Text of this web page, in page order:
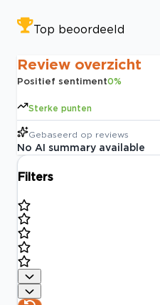
Top beoordeeld
Review overzicht
Positief sentiment0%
Sterke punten
Gebaseerd op reviews
No AI summary available
Filters